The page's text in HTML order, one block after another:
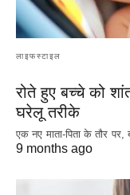
लाइफस्टाइल
रोते हुए बच्चे को
घरेलू तरीके
एक नए माता-पिता के तौर
9 months ago